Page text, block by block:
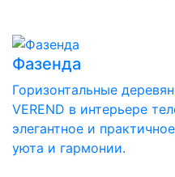
Фазенда
Горизонтальные
VEREND в интерьере
элегантное и
уюта и гармонии.